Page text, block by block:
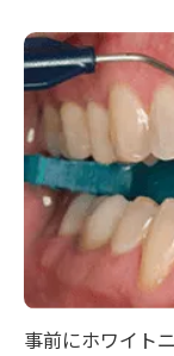
事前にホワイト